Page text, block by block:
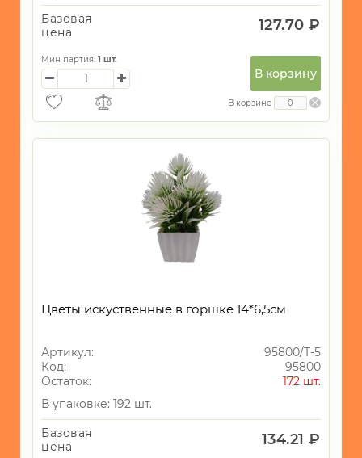
Базовая
цена
127.70 ₽
Мин партия: 1 шт.
В корзину
В корзине
Цветы искуственные в горшке 14*6,5см
Артикул:
95800/Т-5
Код:
95800
Остаток:
172 шт.
В упаковке: 192 шт.
Базовая
цена
134.21 ₽